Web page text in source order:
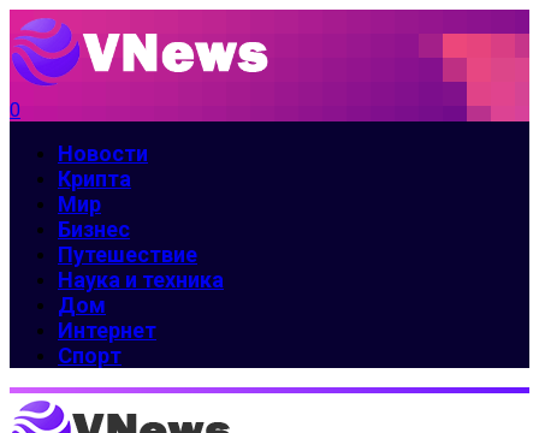
0
Новости
Крипта
Мир
Бизнес
Путешествие
Наука и техника
Дом
Интернет
Спорт